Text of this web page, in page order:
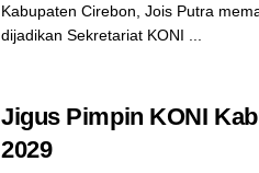
Kabupaten Cirebon, Jois Putra
dijadikan Sekretariat KONI ...
Jigus Pimpin KONI
2029